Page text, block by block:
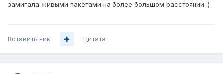
замигала живыми пакетами на более большом расстоянии :)
Вставить ник Цитата